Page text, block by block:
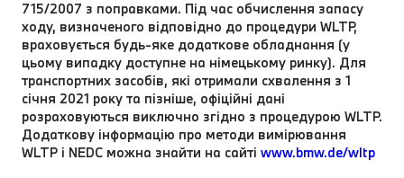
715/2007 з поправками. Під час обчислення запасу
ходу, визначеного відповідно до процедури WLTP,
враховується будь-яке додаткове обладнання (у
цьому випадку доступне на німецькому ринку). Для
транспортних засобів, які отримали схвалення з 1
січня 2021 року та пізніше, офіційні дані
розраховуються виключно згідно з процедурою WLTP.
Додаткову інформацію про методи вимірювання
WLTP і NEDC можна знайти на сайті www.bmw.de/wltp